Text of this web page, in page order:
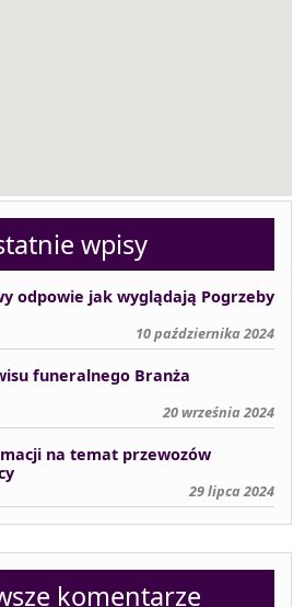
wpisy
odpowie jak wyglądają Pogrzeby
10 października 2024
funeralnego Branża
20 września 2024
na temat przewozów
29 lipca 2024
komentarze